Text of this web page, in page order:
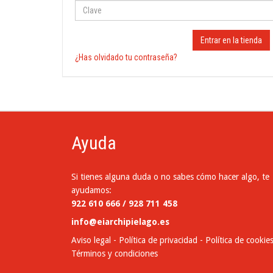
Entrar en la tienda
¿Has olvidado tu contraseña?
Ayuda
Si tienes alguna duda o no sabes cómo hacer algo, te
ayudamos:
922 610 666 / 928 711 458
info@eiarchipielago.es
Aviso legal - Política de privacidad - Política de cookies
Términos y condiciones